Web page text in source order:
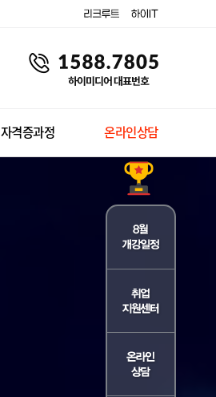
자격증과정 온라인상담